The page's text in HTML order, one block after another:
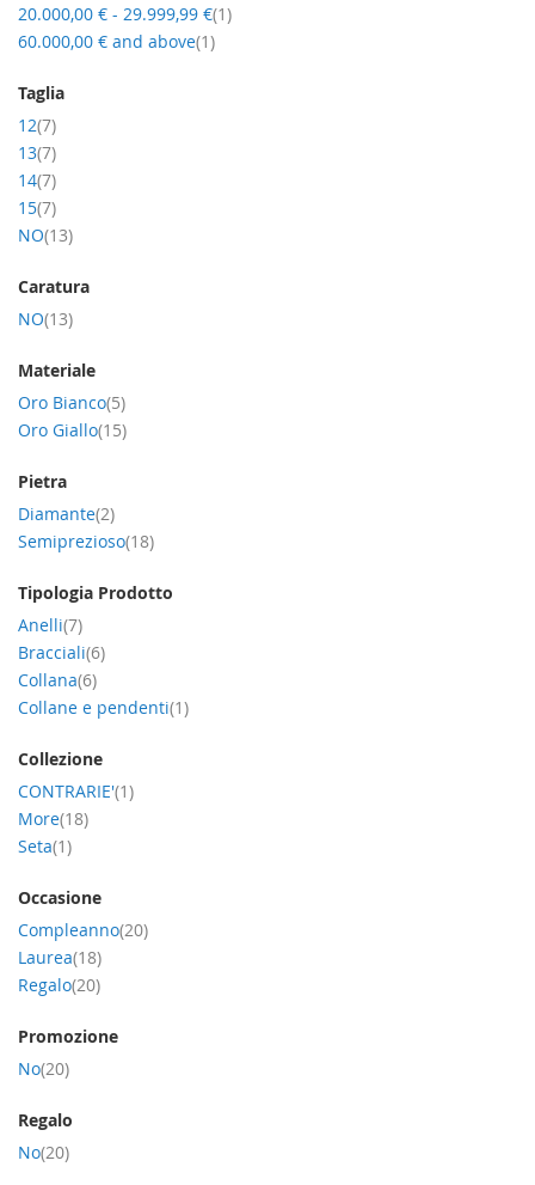
20.000,00 € - 29.999,99 € 1item
60.000,00 € and above 1item
Taglia
12 7item
13 7item
14 7item
15 7item
NO 13item
Caratura
NO 13item
Materiale
Oro Bianco 5item
Oro Giallo 15item
Pietra
Diamante 2item
Semiprezioso 18item
Tipologia Prodotto
Anelli 7item
Bracciali 6item
Collana 6item
Collane e pendenti 1item
Collezione
CONTRARIE' 1item
More 18item
Seta 1item
Occasione
Compleanno 20item
Laurea 18item
Regalo 20item
Promozione
No 20item
Regalo
No 20item